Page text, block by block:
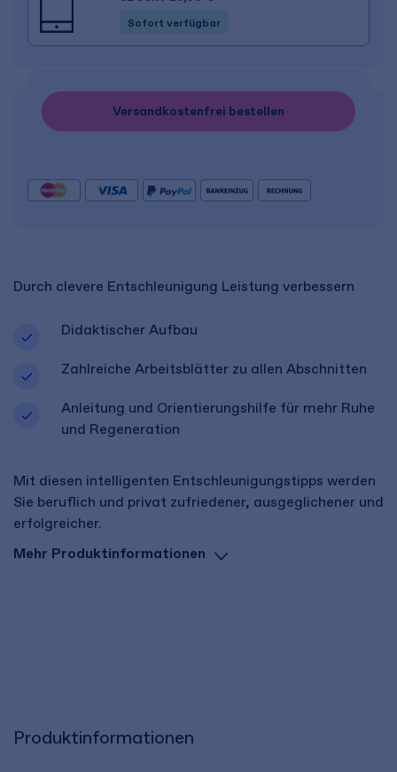
Durch clevere Entschleunigung Leistung verbessern
Didaktischer Aufbau
Zahlreiche Arbeitsblätter zu allen Abschnitten
Anleitung und Orientierungshilfe für mehr Ruhe
und Regeneration
Mit diesen intelligenten Entschleunigungstipps werden
Sie beruflich und privat zufriedener, ausgeglichener und
erfolgreicher.
Mehr Produktinformationen
Sofort verfügbar
Versandkostenfrei bestellen
Produktinformationen